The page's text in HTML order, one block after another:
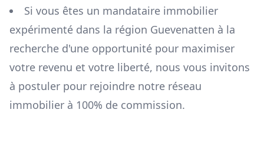
Si vous êtes un mandataire immobilier
expérimenté dans la région Guevenatten à la
recherche d'une opportunité pour maximiser
votre revenu et votre liberté, nous vous invitons
à postuler pour rejoindre notre réseau
immobilier à 100% de commission.